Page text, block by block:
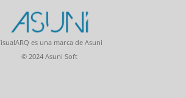
es una marca de Asuni
© 2024 Asuni Soft